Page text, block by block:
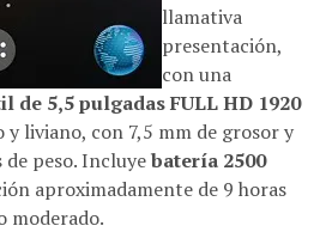
llamativa
presentación,
con una
5,5 pulgadas FULL HD 1920
y liviano, con 7,5 mm de grosor y
peso. Incluyebatería 2500
aproximadamente de 9 horas
moderado.